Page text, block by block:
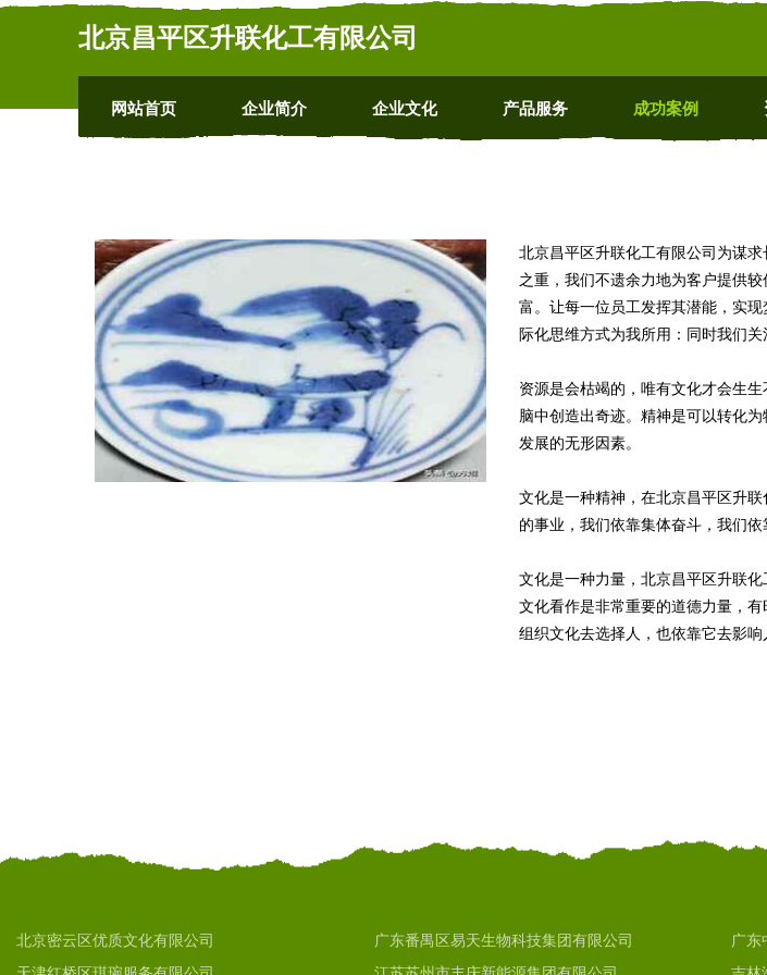
北京昌平区升联化工有限公司
网站首页 企业简介 企业文化 产品服务 成功案例
北京昌平区升联化工有限公司为谋
之重，我们不遗余力地为客户提供
富。让每一位员工发挥其潜能，实
际化思维方式为我所用：同时我们
资源是会枯竭的，唯有文化才会生
脑中创造出奇迹。精神是可以转化
发展的无形因素。
文化是一种精神，在北京昌平区升
的事业，我们依靠集体奋斗，我们
文化是一种力量，北京昌平区升联
文化看作是非常重要的道德力量，
组织文化去选择人，也依靠它去影
北京密云区优质文化有限公司 广东番禺区易天生物科技集团有限公司 广东